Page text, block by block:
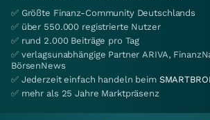
✅ Größte Finanz-Community Deutschlands
✅ über 550.000 registrierte Nutzer
✅ rund 2.000 Beiträge pro Tag
✅ verlagsunabhängige Partner ARIVA,
BörsenNews
✅ Jederzeit einfach handeln beim
✅ mehr als 25 Jahre Marktpräsenz